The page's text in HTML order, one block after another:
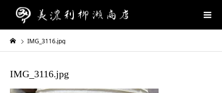
IMG_3116.jpg
IMG_3116.jpg